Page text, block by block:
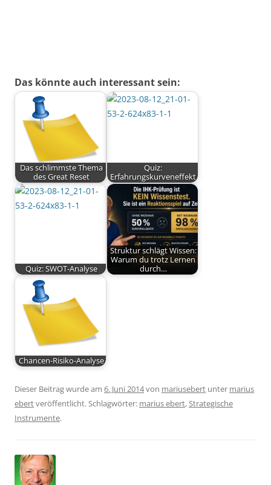
Das könnte auch interessant sein:
Das schlimmste Thema
des Great Reset
Quiz:
Erfahrungskurveneffekt
Quiz: SWOT-Analyse
Struktur schlägt Wissen:
Warum du trotz Lernen
durch…
Chancen-Risiko-Analyse
Dieser Beitrag wurde am 6. Juni 2014von mariusebert unter marius
ebertveröffentlicht. Schlagwörter: marius ebert,Strategische
Instrumente.